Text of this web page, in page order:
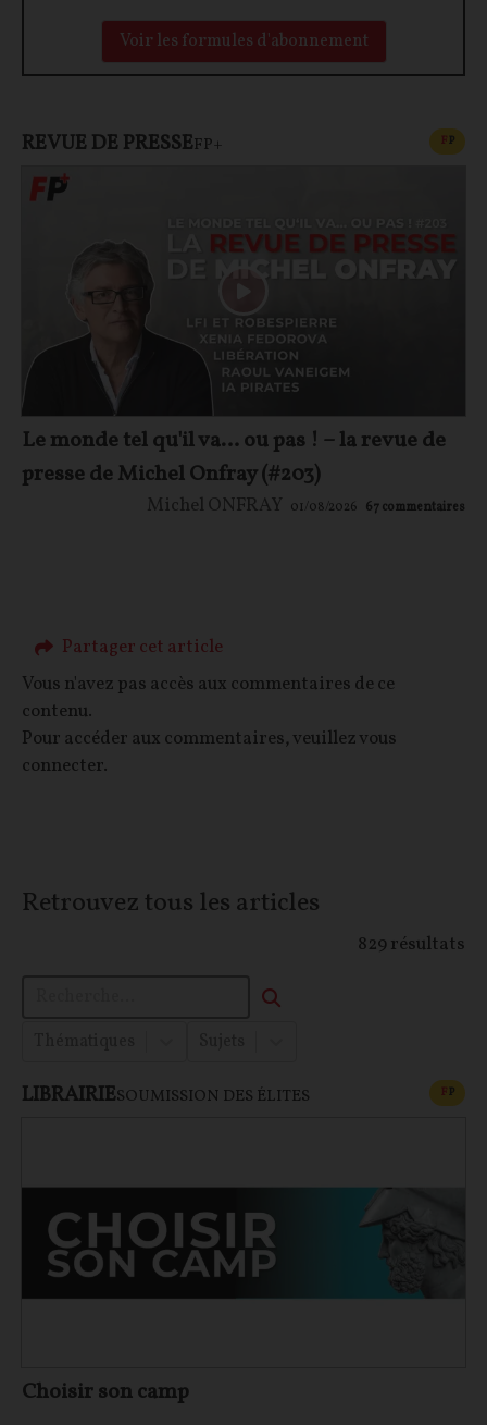
Voir les formules d'abonnement
REVUE DE PRESSEFP+ FP
Le monde tel qu'il va… ou pas ! – la revue de
presse de Michel Onfray (#203)
Michel ONFRAY 01/08/2026 67commentaires
Partager cet article
Vous n'avez pas accès aux commentaires de ce
contenu.
Pour accéder aux commentaires, veuillez vous
connecter.
Retrouvez tous les articles
829 résultats
LIBRAIRIESOUMISSION DES ÉLITES FP
Choisir son camp